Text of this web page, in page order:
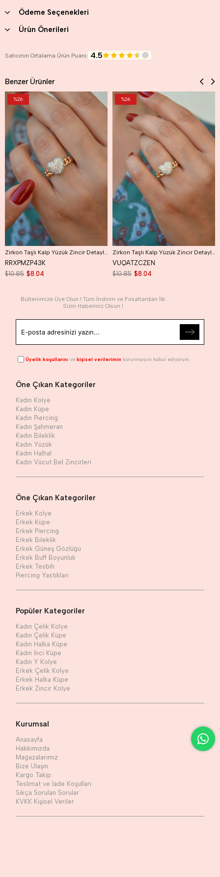
Ödeme Seçenekleri
Ürün Önerileri
Satıcının Ortalama Ürün Puanı: 4.5
Benzer Ürünler
RRXPMZP43K
$8.04
$10.85
%26
VUQATZCZEN
$8.04
$10.85
%26
Bültenimize Üye Olun ! Tüm İndirim ve Fırsatlardan İlk
Sizin Haberiniz Olsun !
Üyelik koşullarını vekişisel verilerimin korunmasını kabul ediyorum.
Öne Çıkan Kategoriler
Kadın Kolye
Kadın Küpe
Kadın Piercing
Kadın Şahmeran
Kadın Bileklik
Kadın Yüzük
Kadın Halhal
Kadın Vücut Bel Zincirleri
Öne Çıkan Kategoriler
Erkek Kolye
Erkek Küpe
Erkek Piercing
Erkek Bileklik
Erkek Güneş Gözlüğü
Erkek Buff Boyunluk
Erkek Tesbih
Piercing Yastıkları
Popüler Kategoriler
Kadın Çelik Kolye
Kadın Çelik Küpe
Kadın Halka Küpe
Kadın İnci Küpe
Kadın Y Kolye
Erkek Çelik Kolye
Erkek Halka Küpe
Erkek Zincir Kolye
Kurumsal
Anasayfa
Hakkımızda
Mağazalarımız
Bize Ulaşın
Kargo Takip
Teslimat ve İade Koşulları
Sıkça Sorulan Sorular
KVKK Kişisel Veriler